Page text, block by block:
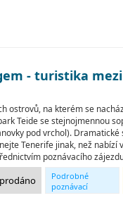
- turistika
ostrovů, na kterém se
Teide se stejnojmennou
pod vrchol). Dramatické
Tenerife jinak, než nabízí
poznávacího
Podrobné
poznávací